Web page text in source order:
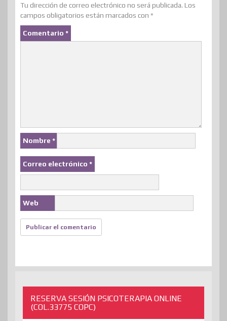
Tu dirección de correo electrónico no será publicada. Los
campos obligatorios están marcados con *
Comentario *
Nombre *
Correo electrónico *
Web
RESERVA SESIÓN PSICOTERAPIA ONLINE
(COL.33775 COPC)